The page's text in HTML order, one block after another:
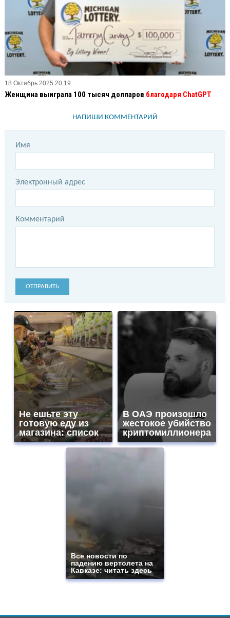
18 Октябрь 2025 20:19
Женщина выиграла 100 тысяч долларов благодаря ChatGPT
НАПИШИ КОММЕНТАРИЙ
Имя
Электронный адрес
Комментарий
ОТПРАВИТЬ
Не ешьте эту
готовую еду из
магазина: список
В ОАЭ произошло
жестокое убийство
криптомиллионера
Все новости по
падению вертолета на
Кавказе: читать здесь